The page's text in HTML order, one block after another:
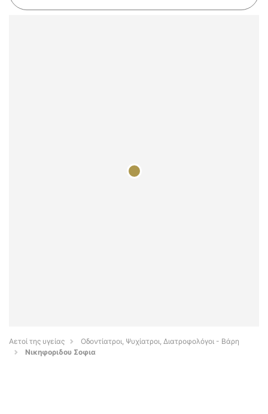
Αετοί της υγείας
Οδοντίατροι, Ψυχίατροι, Διατροφολόγοι - Βάρη
Νικηφοριδου Σοφια